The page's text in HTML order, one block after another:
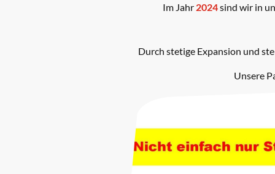
Im Jahr 2024sind wir in
Durch stetige Expansion und
Unsere